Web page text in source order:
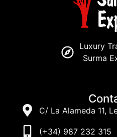
Luxury
Surma
C/ La Alameda 11,
(+34) 987 232 315